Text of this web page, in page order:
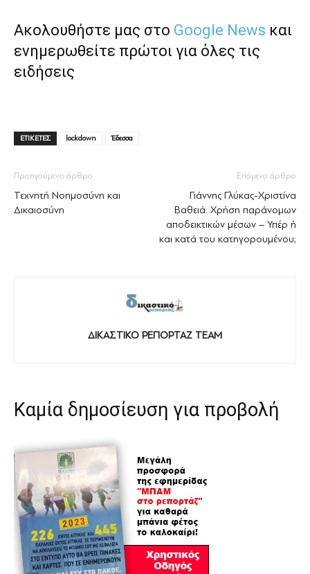
Ακολουθήστε μας στο Google News και
ενημερωθείτε πρώτοι για όλες τις
ειδήσεις
ΕΤΙΚΕΤΕΣ lockdown Έδεσσα
Προηγούμενο άρθρο
Τεχνητή Νοημοσύνη και
Δικαιοσύνη
Επόμενο άρθρο
Γιάννης Γλύκας-Χριστίνα
Βαθειά: Χρήση παράνομων
αποδεικτικών μέσων – Υπέρ ή
και κατά του κατηγορουμένου;
ΔΙΚΑΣΤΙΚΟ ΡΕΠΟΡΤΑΖ TEAM
Καμία δημοσίευση για προβολή